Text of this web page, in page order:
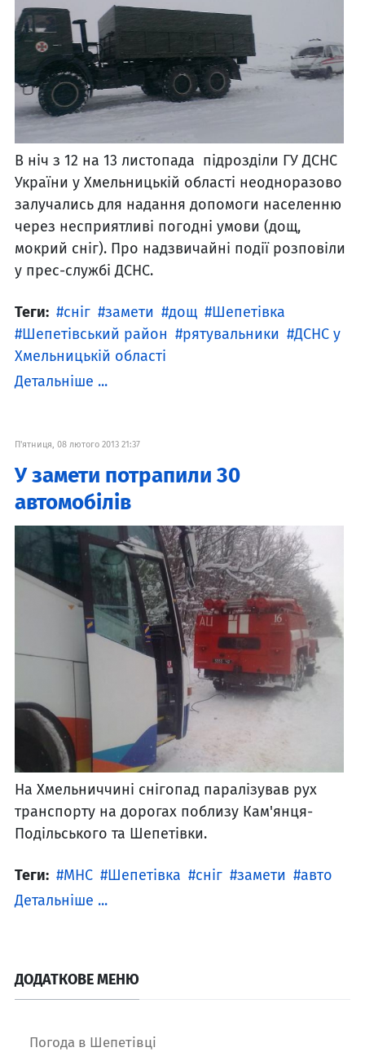
В ніч з 12 на 13 листопада підрозділи ГУ ДСНС
України у Хмельницькій області неодноразово
залучались для надання допомоги населенню
через несприятливі погодні умови (дощ,
мокрий сніг). Про надзвичайні події розповіли
у прес-службі ДСНС.
Теги: сніг замети дощ
Шепетівка
Шепетівський район
рятувальники
ДСНС у
Хмельницькій області
Детальніше ...
П'ятниця, 08 лютого 2013 21:37
У замети потрапили 30
автомобілів
На Хмельниччині снігопад паралізував рух
транспорту на дорогах поблизу Кам'янця-
Подільського та Шепетівки.
Теги: МНС Шепетівка сніг замети
авто
Детальніше ...
ДОДАТКОВЕ МЕНЮ
Погода в Шепетівці